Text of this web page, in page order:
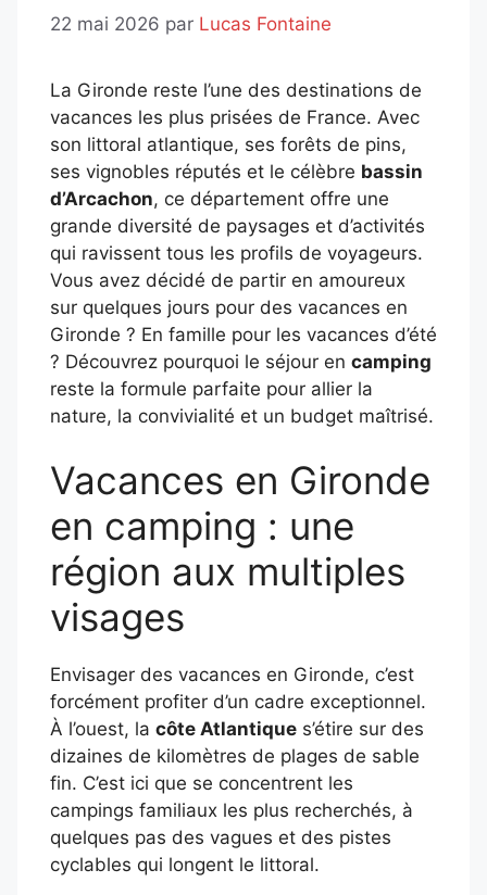
22 mai 2026 par Lucas Fontaine
La Gironde reste l’une des destinations de
vacances les plus prisées de France. Avec
son littoral atlantique, ses forêts de pins,
ses vignobles réputés et le célèbre bassin
d’Arcachon, ce département offre une
grande diversité de paysages et d’activités
qui ravissent tous les profils de voyageurs.
Vous avez décidé de partir en amoureux
sur quelques jours pour des vacances en
Gironde ? En famille pour les vacances d’été
? Découvrez pourquoi le séjour en camping
reste la formule parfaite pour allier la
nature, la convivialité et un budget maîtrisé.
Vacances en Gironde
en camping : une
région aux multiples
visages
Envisager des vacances en Gironde, c’est
forcément profiter d’un cadre exceptionnel.
À l’ouest, la côte Atlantique s’étire sur des
dizaines de kilomètres de plages de sable
fin. C’est ici que se concentrent les
campings familiaux les plus recherchés, à
quelques pas des vagues et des pistes
cyclables qui longent le littoral.